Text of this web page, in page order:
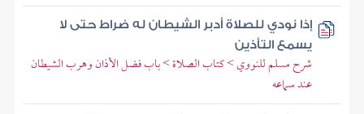
إذا نودي للصلاة أدبر الشيطان له ضراط حتى لا
يسمع التأذين
شرح مسلم للنووي > كتاب الصلاة > باب فضل الأذان وهرب الشيطان
عند سماعه